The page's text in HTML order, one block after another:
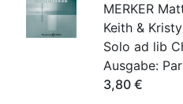
MERKER
Keith &
Solo ad lib
Ausgabe:
3,80 €